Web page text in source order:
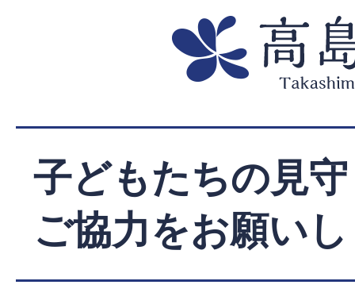
子どもたちの見
ご協力をお願い